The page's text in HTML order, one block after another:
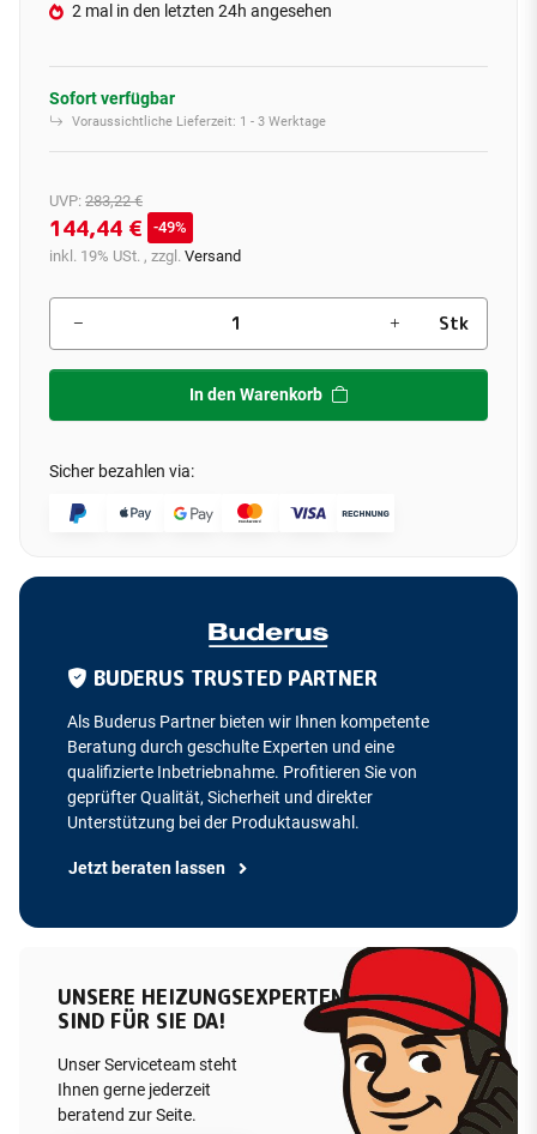
2 mal in den letzten 24h angesehen
Sofort verfügbar
Voraussichtliche Lieferzeit: 1 - 3 Werktage
UVP: 283,22 €
144,44 €
49%
inkl. 19% USt. , zzgl. Versand
Stk
In den Warenkorb
Sicher bezahlen via:
BUDERUS TRUSTED PARTNER
Als Buderus Partner bieten wir Ihnen kompetente
Beratung durch geschulte Experten und eine
qualifizierte Inbetriebnahme. Profitieren Sie von
geprüfter Qualität, Sicherheit und direkter
Unterstützung bei der Produktauswahl.
Jetzt beraten lassen
UNSERE HEIZUNGSEXPERTEN
SIND FÜR SIE DA!
Unser Serviceteam steht
Ihnen gerne jederzeit
beratend zur Seite.